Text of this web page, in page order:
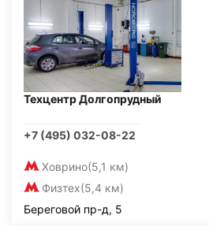
Техцентр Долгопрудный
+7 (495) 032-08-22
Ховрино(5,1 км)
Физтех(5,4 км)
Береговой пр-д, 5